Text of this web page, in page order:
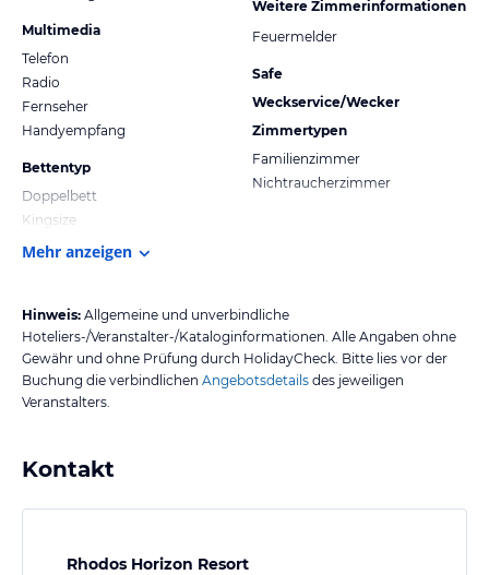
Multimedia
Telefon
Radio
Fernseher
Handyempfang
Bettentyp
Doppelbett
Kingsize
Weitere Zimmerinformationen
Feuermelder
Safe
Weckservice/Wecker
Zimmertypen
Familienzimmer
Nichtraucherzimmer
Mehr anzeigen
Hinweis: Allgemeine und unverbindliche
Hoteliers-/Veranstalter-/Kataloginformationen. Alle Angaben ohne
Gewähr und ohne Prüfung durch HolidayCheck. Bitte lies vor der
Buchung die verbindlichen Angebotsdetails des jeweiligen
Veranstalters.
Kontakt
Rhodos Horizon Resort